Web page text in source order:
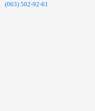
(063) 502-92-61